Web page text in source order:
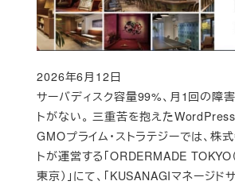
サーバディスク容量99%、月1回の障
トがない。 三重苦を抱えた
GMOプライム・ストラテジーでは、株
トが運営する「ORDERMADE TOKYO
東京）」にて、「KUSANAGIマネージド
Published
2026年6月12日